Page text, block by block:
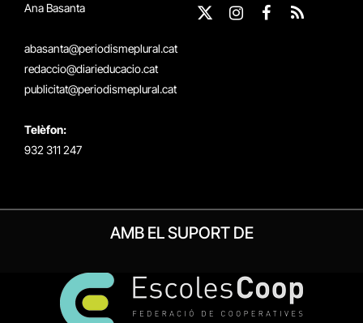
Ana Basanta
abasanta@periodismeplural.cat
redaccio@diarieducacio.cat
publicitat@periodismeplural.cat
Telèfon:
932 311 247
X
Instagram
Facebook
RSS
AMB EL SUPORT DE